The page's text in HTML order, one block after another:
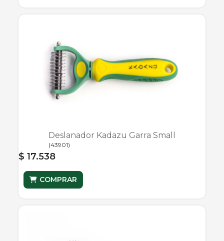
Deslanador Kadazu Garra Small
(43901)
$ 17.538
COMPRAR